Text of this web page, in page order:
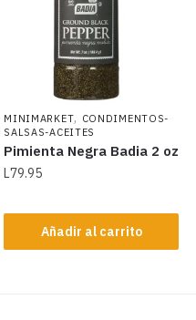
MINIMARKET, CONDIMENTOS-
SALSAS-ACEITES
Pimienta Negra Badia 2 oz
L79.95
Añadir al carrito